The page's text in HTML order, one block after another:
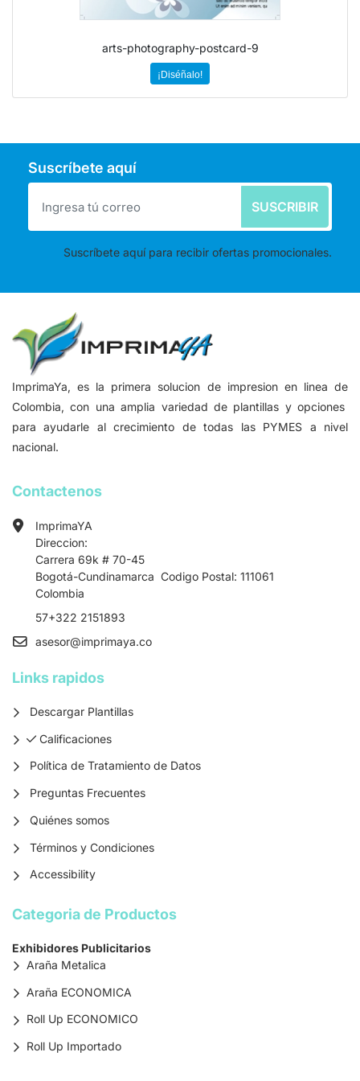
arts-photography-postcard-9
¡Diséñalo!
Suscríbete aquí
SUSCRIBIR
Suscríbete aquí para recibir ofertas promocionales.
ImprimaYa, es la primera solucion de impresion en linea de
Colombia, con una amplia variedad de plantillas y opciones
para ayudarle al crecimiento de todas las PYMES a nivel
nacional.
Contactenos
ImprimaYA
Direccion:
Carrera 69k # 70-45
Bogotá-Cundinamarca Codigo Postal: 111061
Colombia
57+322 2151893
asesor@imprimaya.co
Links rapidos
Descargar Plantillas
Calificaciones
Calificaciones
Política de Tratamiento de Datos
Preguntas Frecuentes
Quiénes somos
Términos y Condiciones
Accessibility
Categoria de Productos
Exhibidores Publicitarios
Araña Metalica
Araña ECONOMICA
Roll Up ECONOMICO
Roll Up Importado